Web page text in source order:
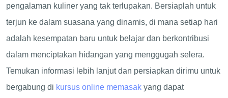
pengalaman kuliner yang tak terlupakan. Bersiaplah untuk
terjun ke dalam suasana yang dinamis, di mana setiap hari
adalah kesempatan baru untuk belajar dan berkontribusi
dalam menciptakan hidangan yang menggugah selera.
Temukan informasi lebih lanjut dan persiapkan dirimu untuk
bergabung di kursus online memasak yang dapat